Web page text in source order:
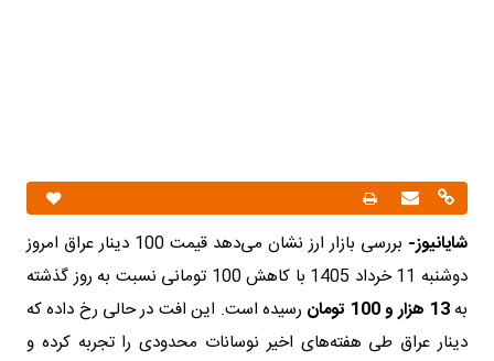
شایانیوز-
بررسی بازار ارز نشان می‌دهد قیمت 100 دینار عراق امروز
دوشنبه 11 خرداد 1405 با کاهش 100 تومانی نسبت به روز گذشته
به13 هزار و 100 تومان
رسیده است. این افت در حالی رخ داده که
دینار عراق طی هفته‌های اخیر نوسانات محدودی را تجربه کرده و